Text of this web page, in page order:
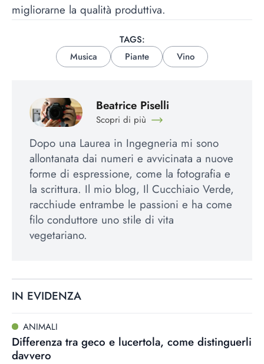
migliorarne la qualità produttiva.
TAGS:
Musica
Piante Vino
Beatrice Piselli
Scopri di più
Dopo una Laurea in Ingegneria mi sono
allontanata dai numeri e avvicinata a nuove
forme di espressione, come la fotografia e
la scrittura. Il mio blog, Il Cucchiaio Verde,
racchiude entrambe le passioni e ha come
filo conduttore uno stile di vita
vegetariano.
IN EVIDENZA
ANIMALI
Differenza tra geco e lucertola, come distinguerli
davvero